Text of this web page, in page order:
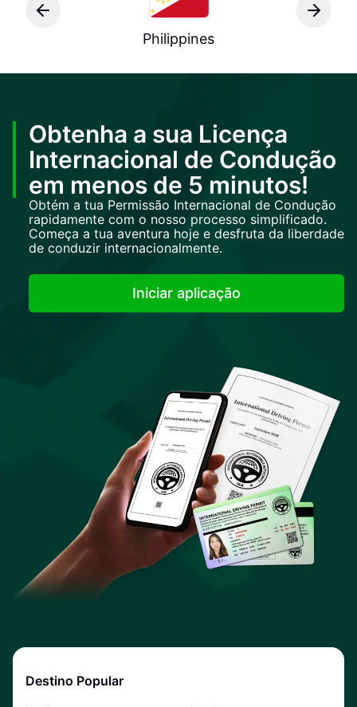
Philippines
Obtenha a sua Licença
Internacional de Condução
em menos de 5 minutos!
Obtém a tua Permissão Internacional de Condução
rapidamente com o nosso processo simplificado.
Começa a tua aventura hoje e desfruta da liberdade
de conduzir internacionalmente.
Iniciar aplicação
Destino Popular